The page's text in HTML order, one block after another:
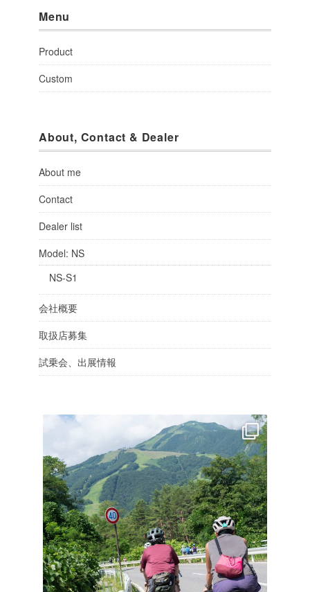
Menu
Product
Custom
About, Contact & Dealer
About me
Contact
Dealer list
Model: NS
NS-S1
会社概要
取扱店募集
試乗会、出展情報